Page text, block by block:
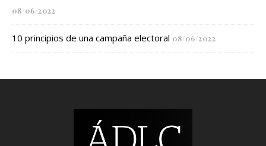
08/06/2022
10 principios de una campaña electoral 08/06/2022